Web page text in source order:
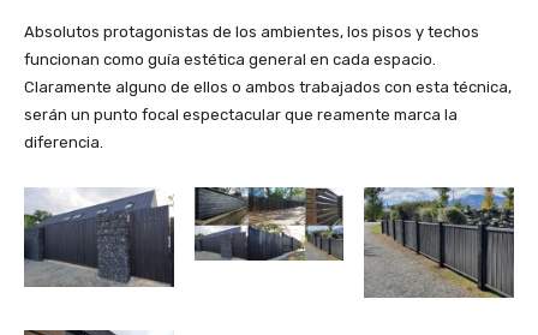
Absolutos protagonistas de los ambientes, los pisos y techos
funcionan como guía estética general en cada espacio.
Claramente alguno de ellos o ambos trabajados con esta técnica,
serán un punto focal espectacular que reamente marca la
diferencia.